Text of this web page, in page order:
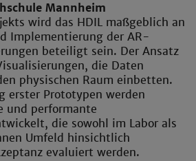
Mannheim
wird das HDIL maßgeblich an
Implementierung der AR-
beteiligt sein. Der Ansatz
die Daten
physischen Raum einbetten.
erster Prototypen werden
und performante
die sowohl im Labor als
Umfeld hinsichtlich
evaluiert werden.